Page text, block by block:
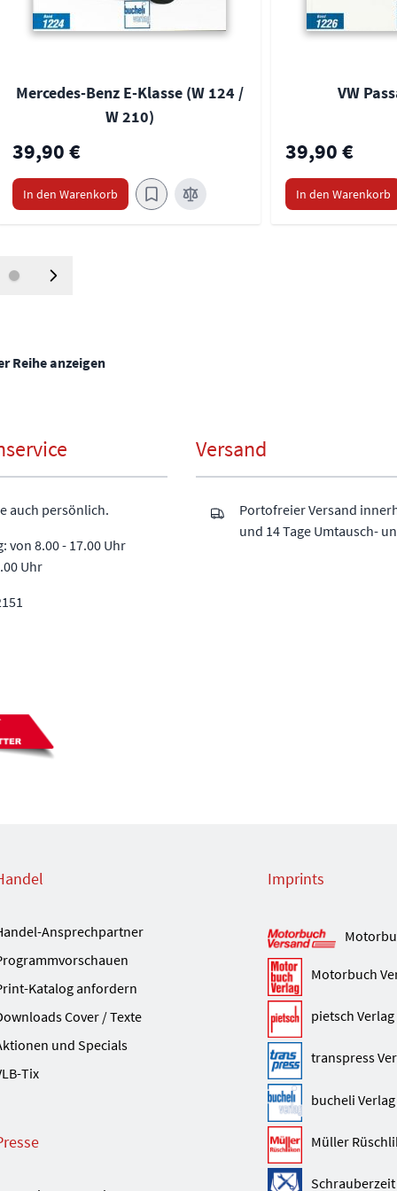
Mercedes-Benz E-Klasse (W 124 /
W 210)
39,90 €
In den Warenkorb
VW
39,90 €
In den Warenkorb
Reihe anzeigen
auch persönlich.
von 8.00 - 17.00 Uhr
Uhr
Versand
Portofreier Versand
und 14 Tage Umtausch-
Ansprechpartner
Katalog anfordern
Cover / Texte
und Specials
Tix
Imprints
Motorbuch
pietsch Verlag
transpress
bucheli Verlag
Müller
Schrauberzeit